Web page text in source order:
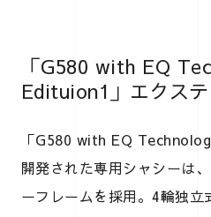
「G580 with EQ
Edituion1」エクス
「G580 with EQ
開発された専用シャシーは
ーフレームを採用。4輪独立